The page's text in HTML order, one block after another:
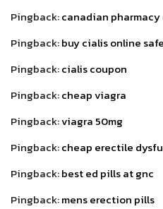
Pingback:canadian
Pingback:buy cialis online
Pingback:cialis coupon
Pingback:cheap viagra
Pingback:viagra 50mg
Pingback:cheap erectile
Pingback:best ed pills at gnc
Pingback:mens erection pills